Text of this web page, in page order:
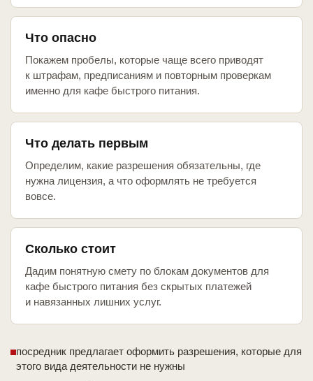
Что опасно
Покажем пробелы, которые чаще всего приводят
к штрафам, предписаниям и повторным проверкам
именно для кафе быстрого питания.
Что делать первым
Определим, какие разрешения обязательны, где
нужна лицензия, а что оформлять не требуется
вовсе.
Сколько стоит
Дадим понятную смету по блокам документов для
кафе быстрого питания без скрытых платежей
и навязанных лишних услуг.
посредник предлагает оформить разрешения, которые для
этого вида деятельности не нужны